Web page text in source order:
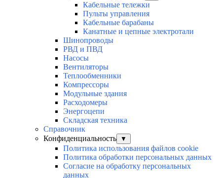
Кабельные тележки
Пульты управления
Кабельные барабаны
Канатные и цепные электротали
Шинопроводы
РВД и ПВД
Насосы
Вентиляторы
Теплообменники
Компрессоры
Модульные здания
Расходомеры
Энергоцепи
Складская техника
Справочник
Конфиденциальность
▼
Политика использования файлов cookie
Политика обработки персональных данных
Согласие на обработку персональных
данных